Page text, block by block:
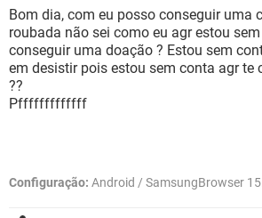
INSTAGRAM GMAIL
GUIA DE COMPRAS
OUTLOOK EXCEL
INSTAGRAM GMAIL
GUIA DE COMPRAS
JOGOS WHATSAPP
CELULAR
OUTLOOK EXCEL
INSTAGRAM
Bom dia, com eu posso conseguir uma
roubada não sei como eu agr estou
conseguir uma doação ? Estou sem
em desistir pois estou sem conta agr te
??
Pfffffffffffff
Configuração: Android / SamsungBrowser